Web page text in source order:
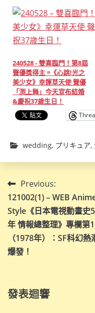
240528 - 雙喜臨門！第8屆
聲優獎得主 =《心跳!光之
美少女》幸運草天使 聲優
「渕上舞」今天宣布結婚
&慶祝37歲生日！
wedding, プリキュア,
文
章
導
覽
Previous:
121002(1) – WEB
Style《日本電視動畫史
年 情報總整理》專欄第
（1978年）：SF科幻熱
爆發！
發表迴響